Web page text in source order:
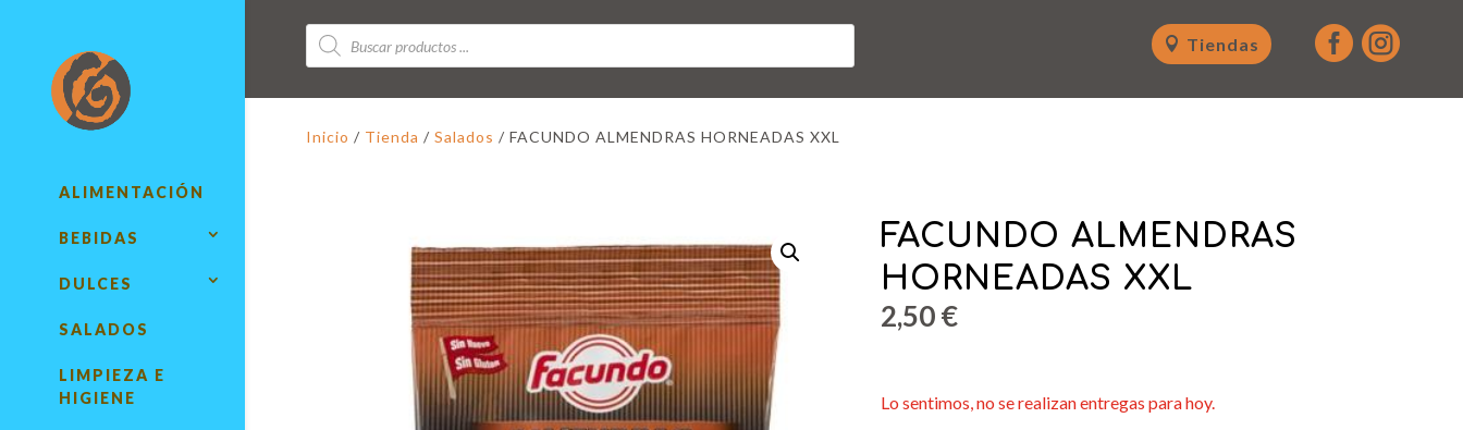
ALIMENTACIÓN
BEBIDAS
DULCES
SALADOS
LIMPIEZA E
HIGIENE
Búsqueda
de
productos
Tiendas  
Inicio / Tienda / Salados / FACUNDO ALMENDRAS HORNEADAS XXL
FACUNDO ALMENDRAS
HORNEADAS XXL
2,50€
Lo sentimos, no se realizan entregas para hoy.